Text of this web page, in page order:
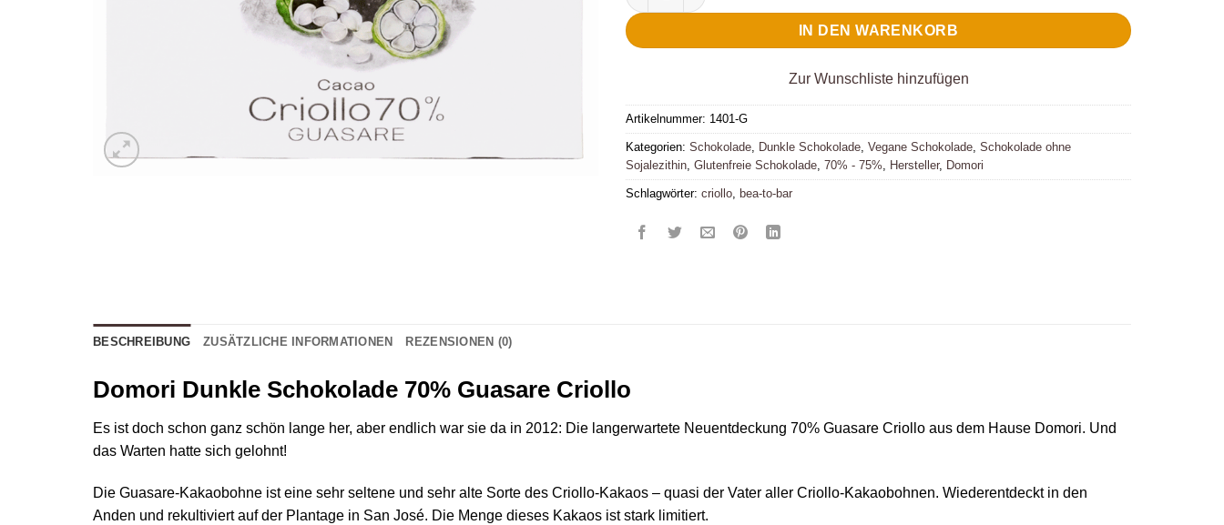
IN DEN WARENKORB
Zur Wunschliste hinzufügen
Artikelnummer: 1401-G
Kategorien: Schokolade Dunkle Schokolade Vegane Schokolade Schokolade ohne
Sojalezithin Glutenfreie Schokolade 70% - 75% Hersteller, Domori
Schlagwörter: criollo bea-to-bar
BESCHREIBUNG ZUSÄTZLICHE INFORMATIONEN REZENSIONEN (0)
Domori Dunkle Schokolade 70% Guasare Criollo
Es ist doch schon ganz schön lange her, aber endlich war sie da in 2012: Die langerwartete Neuentdeckung 70% Guasare Criollo aus dem Hause Domori. Und
das Warten hatte sich gelohnt!
Die Guasare-Kakaobohne ist eine sehr seltene und sehr alte Sorte des Criollo-Kakaos – quasi der Vater aller Criollo-Kakaobohnen. Wiederentdeckt in den
Anden und rekultiviert auf der Plantage in San José. Die Menge dieses Kakaos ist stark limitiert.